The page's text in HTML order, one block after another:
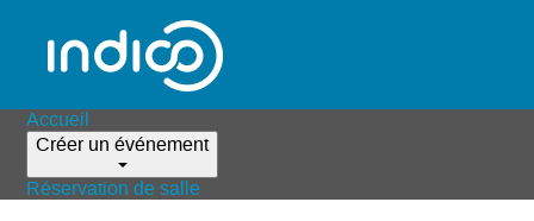
Accueil
Créer un événement
Réservation de salle